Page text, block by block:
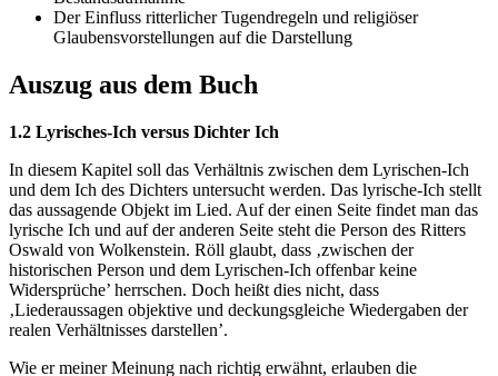
Der Einfluss ritterlicher Tugendregeln und religiöser
Glaubensvorstellungen auf die Darstellung
Auszug aus dem Buch
1.2 Lyrisches-Ich versus Dichter Ich
In diesem Kapitel soll das Verhältnis zwischen dem Lyrischen-Ich
und dem Ich des Dichters untersucht werden. Das lyrische-Ich stellt
das aussagende Objekt im Lied. Auf der einen Seite findet man das
lyrische Ich und auf der anderen Seite steht die Person des Ritters
Oswald von Wolkenstein. Röll glaubt, dass ‚zwischen der
historischen Person und dem Lyrischen-Ich offenbar keine
Widersprüche’ herrschen. Doch heißt dies nicht, dass
‚Liederaussagen objektive und deckungsgleiche Wiedergaben der
realen Verhältnisses darstellen’.
Wie er meiner Meinung nach richtig erwähnt, erlauben die